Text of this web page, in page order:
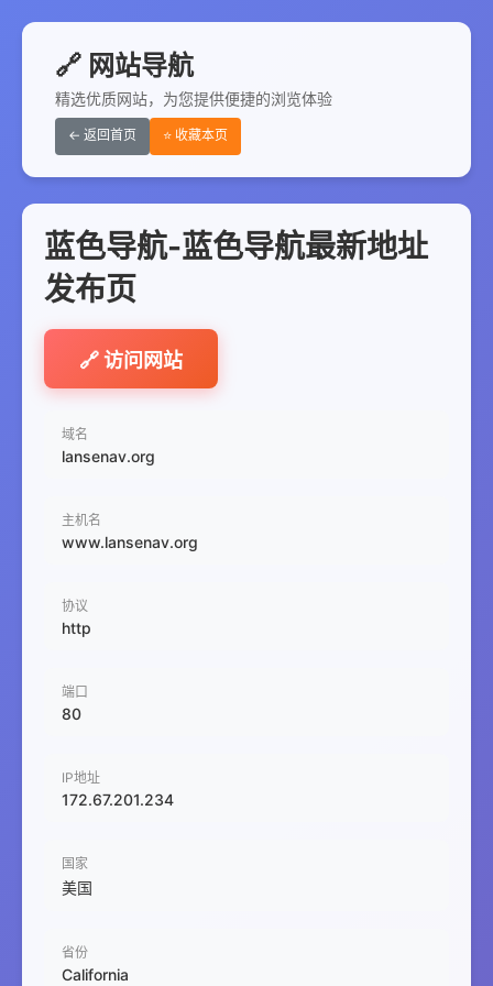
🔗 网站导航
精选优质网站，为您提供便捷的浏览体验
← 返回首页 ⭐ 收藏本页
蓝色导航-蓝色导航最新地址
发布页
🔗 访问网站
域名
lansenav.org
主机名
www.lansenav.org
协议
http
端口
80
IP地址
172.67.201.234
国家
美国
省份
California